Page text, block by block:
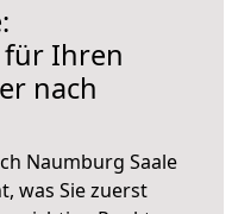
für Ihren
nach
Naumburg Saale
was Sie zuerst